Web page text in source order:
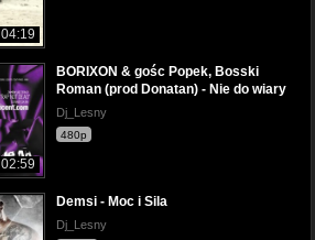
04:19
02:59
BORIXON & gośc Popek, Bosski
Roman (prod Donatan) - Nie do wiary
Dj_Lesny
480p
Demsi - Moc i Sila
Dj_Lesny